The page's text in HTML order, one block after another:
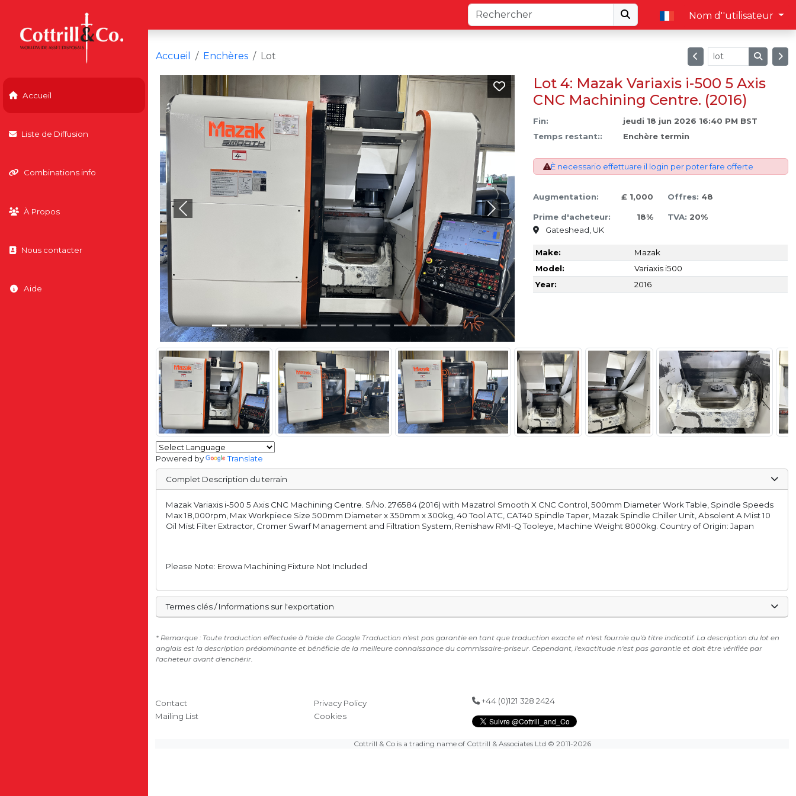
Nom d''utilisateur
Accueil
Liste de Diffusion
Combinations info
À Propos
Nous contacter
Aide
Accueil Enchères Lot
Previous Next
Lot 4: Mazak Variaxis i-500 5 Axis
CNC Machining Centre. (2016)
Fin:
jeudi 18 jun 2026 16:40 PM BST
Temps restant::
Enchère termin
È necessario effettuare il login per poter fare offerte
Augmentation: £ 1,000 Offres: 48
Prime d'acheteur: 18% TVA:20%
Gateshead, UK
Make:
Mazak
Model:
Variaxis i500
Year:
2016
Powered by Translate
Complet Description du terrain
Mazak Variaxis i-500 5 Axis CNC Machining Centre. S/No. 276584 (2016) with Mazatrol Smooth X CNC Control, 500mm Diameter Work Table, Spindle Speeds
Max 18,000rpm, Max Workpiece Size 500mm Diameter x 350mm x 300kg, 40 Tool ATC, CAT40 Spindle Taper, Mazak Spindle Chiller Unit, Absolent A Mist 10
Oil Mist Filter Extractor, Cromer Swarf Management and Filtration System, Renishaw RMI-Q Tooleye, Machine Weight 8000kg. Country of Origin: Japan
Please Note: Erowa Machining Fixture Not Included
Termes clés / Informations sur l'exportation
* Remarque : Toute traduction effectuée à l'aide de Google Traduction n'est pas garantie en tant que traduction exacte et n'est fournie qu'à titre indicatif. La description du lot en
anglais est la description prédominante et bénéficie de la meilleure connaissance du commissaire-priseur. Cependant, l'exactitude n'est pas garantie et doit être vérifiée par
l'acheteur avant d'enchérir.
Contact
Mailing List
Privacy Policy
Cookies
+44 (0)121 328 2424
Cottrill & Co is a trading name of Cottrill & Associates Ltd © 2011-2026